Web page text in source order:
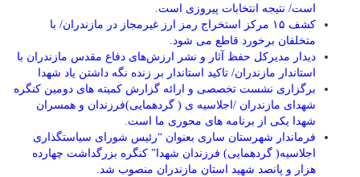
است/ نتیجه انتخابات پیروزی است.
کشف ۱۵ مرکز استخراج رمز ارز غیرمجاز در مازندران/ با
متخلفان برخورد قاطع می شود.
دیدار مدیرکل حفظ آثار و نشر ارزش‌های دفاع مقدس مازندران با
استاندار مازندران/ تاکید استاندار بر زنده نگه داشتن یاد شهدا
برگزاری نشست تخصصی و ارائه گزارش کمیته های دومین کنگره
شهدای مازندران /اجلاسیه ی ( گردهمایی)فرزندان و همسران
شهدا یکی از برنامه های محوری ما است.
فرماندار شهرستان ساری بعنوان “رئیس شورای سیاستگذاری
اجلاسیه( گردهمایی) فرزندان شهدا” کنگره بزرگداشت چهارده
هزار و پانصد شهید استان مازندران منصوب شد.